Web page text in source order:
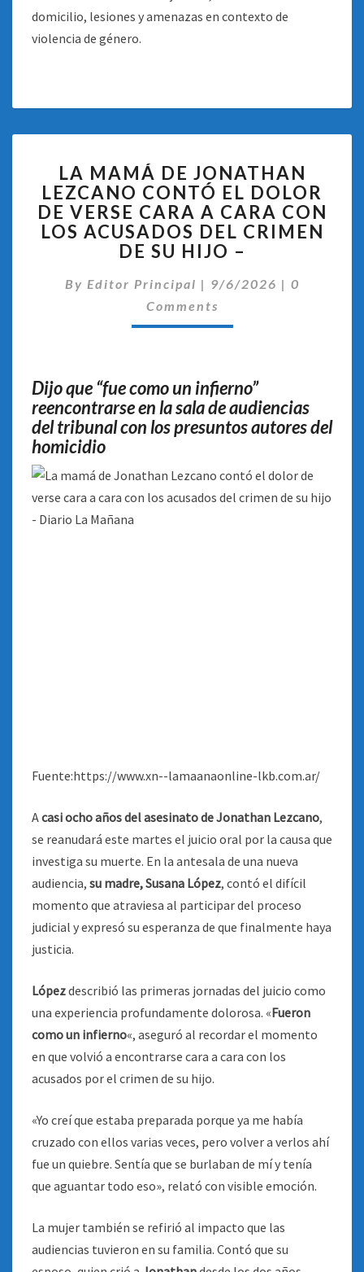
domicilio, lesiones y amenazas en contexto de
violencia de género.
MAMÁ
DE
JONATHAN
LEZCANO
CONTÓ
EL
DOLOR
CON
LOS
ACUSADOS
DE
SU
LA MAMÁ DE JONATHAN
LEZCANO CONTÓ EL DOLOR
DE VERSE CARA A CARA CON
LOS ACUSADOS DEL CRIMEN
DE SU HIJO –
By Editor Principal | 9/6/2026 | 0
Comments
Dijo que “fue como un infierno”
reencontrarse en la sala de audiencias
del tribunal con los presuntos autores del
homicidio
Fuente:https://www.xn--lamaanaonline-lkb.com.ar/
Acasi ocho años del asesinato de Jonathan Lezcano,
se reanudará este martes el juicio oral por la causa que
investiga su muerte. En la antesala de una nueva
audiencia, su madre, Susana López, contó el difícil
momento que atraviesa al participar del proceso
judicial y expresó su esperanza de que finalmente haya
justicia.
Lópezdescribió las primeras jornadas del juicio como
una experiencia profundamente dolorosa. «Fueron
como un infierno«, aseguró al recordar el momento
en que volvió a encontrarse cara a cara con los
acusados por el crimen de su hijo.
«Yo creí que estaba preparada porque ya me había
cruzado con ellos varias veces, pero volver a verlos ahí
fue un quiebre. Sentía que se burlaban de mí y tenía
que aguantar todo eso», relató con visible emoción.
La mujer también se refirió al impacto que las
audiencias tuvieron en su familia. Contó que su